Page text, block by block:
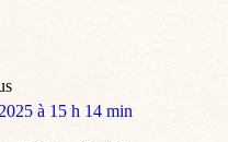
à 15 h 14 min